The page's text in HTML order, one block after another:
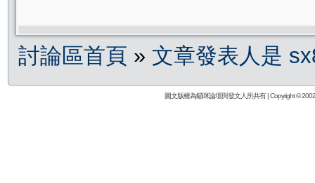
討論區首頁 » 文章發表人是
圖文版權為貓咪論壇與發文人所共有 | Copyright ©